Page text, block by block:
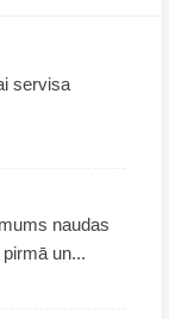
servisa
naudas
un...